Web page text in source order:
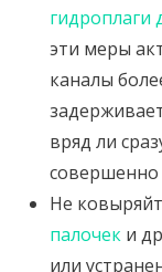
эти меры
каналы
вряд ли
совершенно
Не
палочек и
или